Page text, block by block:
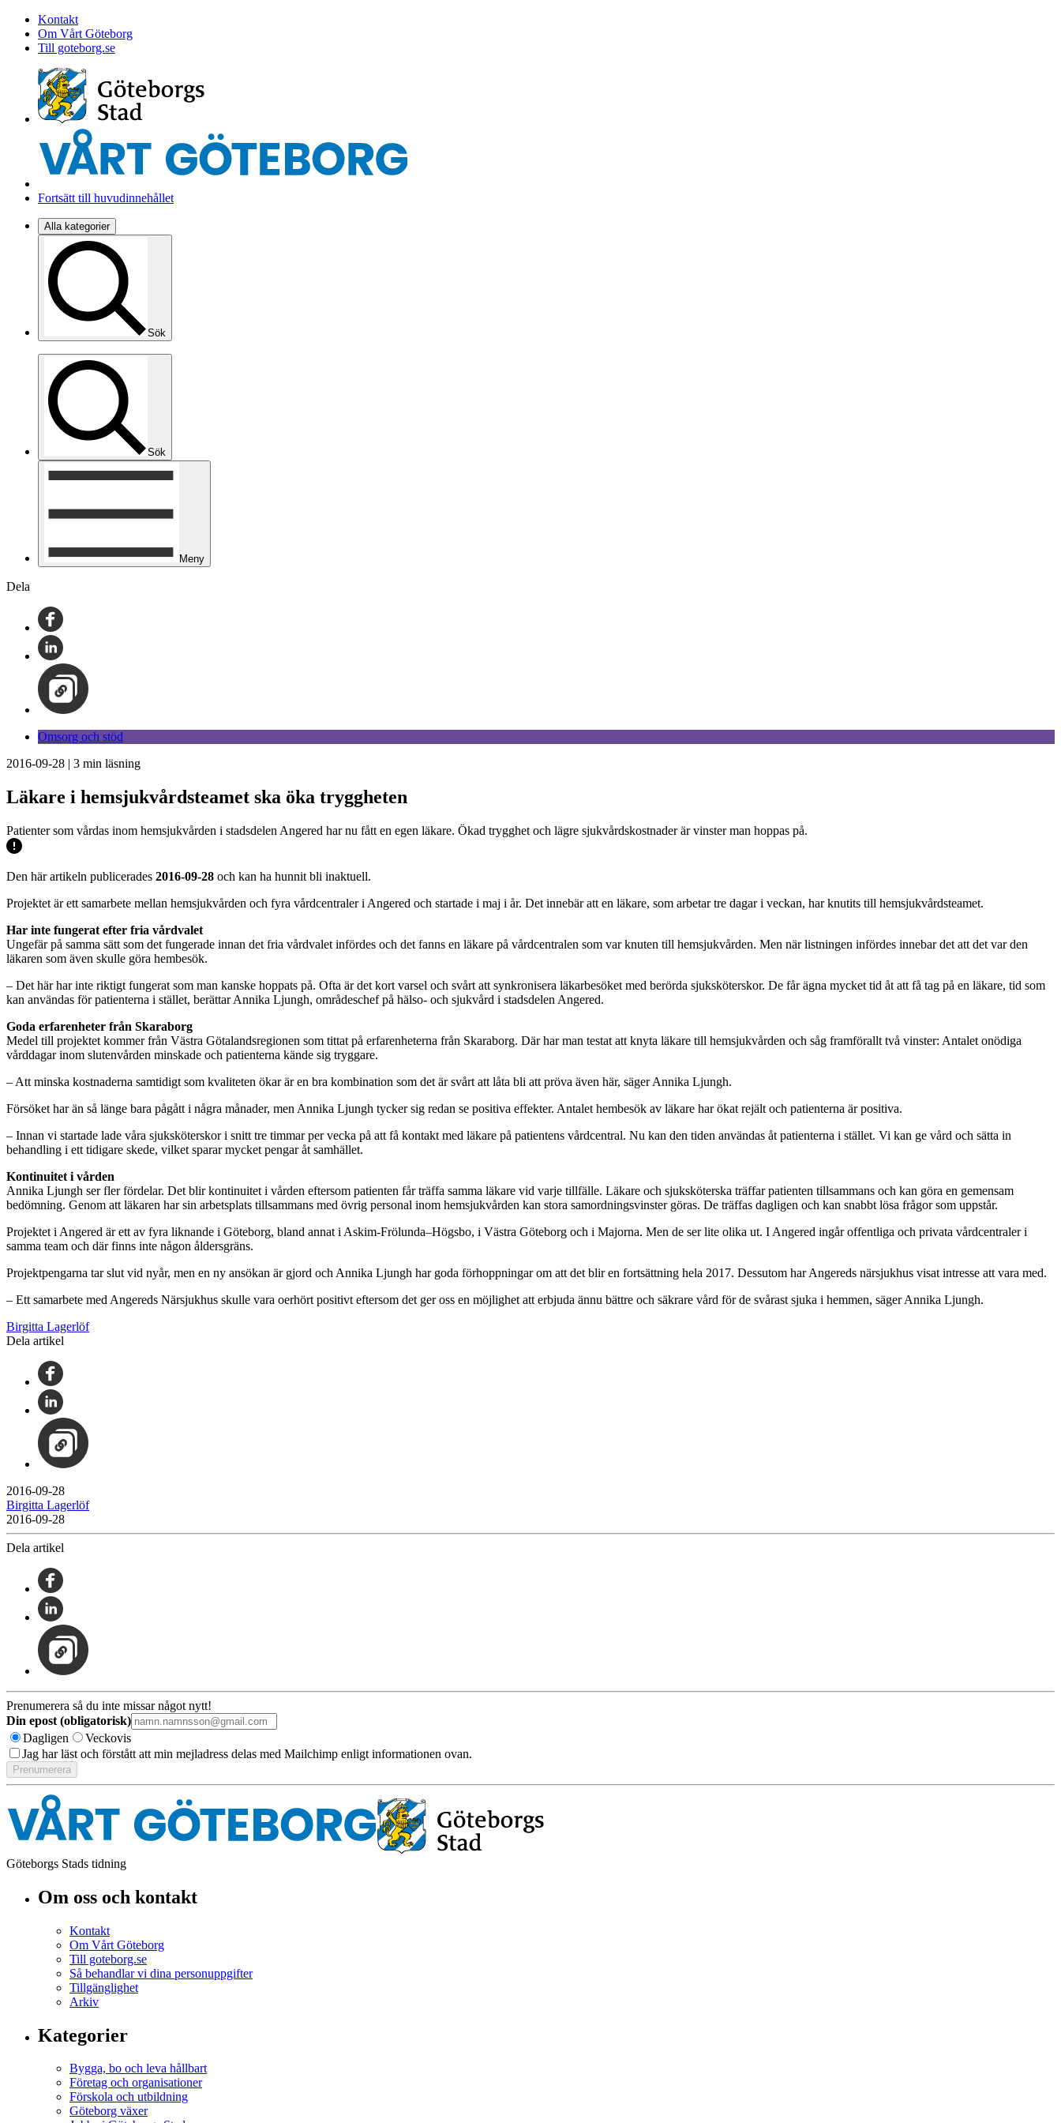
Kontakt
Om Vårt Göteborg
Till goteborg.se
Fortsätt till huvudinnehållet
Alla kategorier
Sök
Sök
Meny
Dela
Omsorg och stöd
2016-09-28 | 3 min läsning
Läkare i hemsjukvårdsteamet ska öka tryggheten
Patienter som vårdas inom hemsjukvården i stadsdelen Angered har nu fått en egen läkare. Ökad trygghet och lägre sjukvårdskostnader är vinster man hoppas på.
Den här artikeln publicerades 2016-09-28 och kan ha hunnit bli inaktuell.
Projektet är ett samarbete mellan hemsjukvården och fyra vårdcentraler i Angered och startade i maj i år. Det innebär att en läkare, som arbetar tre dagar i veckan, har knutits till hemsjukvårdsteamet.
Har inte fungerat efter fria vårdvalet
Ungefär på samma sätt som det fungerade innan det fria vårdvalet infördes och det fanns en läkare på vårdcentralen som var knuten till hemsjukvården. Men när listningen infördes innebar det att det var den
läkaren som även skulle göra hembesök.
– Det här har inte riktigt fungerat som man kanske hoppats på. Ofta är det kort varsel och svårt att synkronisera läkarbesöket med berörda sjuksköterskor. De får ägna mycket tid åt att få tag på en läkare, tid som
kan användas för patienterna i stället, berättar Annika Ljungh, områdeschef på hälso- och sjukvård i stadsdelen Angered.
Goda erfarenheter från Skaraborg
Medel till projektet kommer från Västra Götalandsregionen som tittat på erfarenheterna från Skaraborg. Där har man testat att knyta läkare till hemsjukvården och såg framförallt två vinster: Antalet onödiga
vårddagar inom slutenvården minskade och patienterna kände sig tryggare.
– Att minska kostnaderna samtidigt som kvaliteten ökar är en bra kombination som det är svårt att låta bli att pröva även här, säger Annika Ljungh.
Försöket har än så länge bara pågått i några månader, men Annika Ljungh tycker sig redan se positiva effekter. Antalet hembesök av läkare har ökat rejält och patienterna är positiva.
– Innan vi startade lade våra sjuksköterskor i snitt tre timmar per vecka på att få kontakt med läkare på patientens vårdcentral. Nu kan den tiden användas åt patienterna i stället. Vi kan ge vård och sätta in
behandling i ett tidigare skede, vilket sparar mycket pengar åt samhället.
Kontinuitet i vården
Annika Ljungh ser fler fördelar. Det blir kontinuitet i vården eftersom patienten får träffa samma läkare vid varje tillfälle. Läkare och sjuksköterska träffar patienten tillsammans och kan göra en gemensam
bedömning. Genom att läkaren har sin arbetsplats tillsammans med övrig personal inom hemsjukvården kan stora samordningsvinster göras. De träffas dagligen och kan snabbt lösa frågor som uppstår.
Projektet i Angered är ett av fyra liknande i Göteborg, bland annat i Askim-Frölunda–Högsbo, i Västra Göteborg och i Majorna. Men de ser lite olika ut. I Angered ingår offentliga och privata vårdcentraler i
samma team och där finns inte någon åldersgräns.
Projektpengarna tar slut vid nyår, men en ny ansökan är gjord och Annika Ljungh har goda förhoppningar om att det blir en fortsättning hela 2017. Dessutom har Angereds närsjukhus visat intresse att vara med.
– Ett samarbete med Angereds Närsjukhus skulle vara oerhört positivt eftersom det ger oss en möjlighet att erbjuda ännu bättre och säkrare vård för de svårast sjuka i hemmen, säger Annika Ljungh.
Birgitta Lagerlöf
Dela artikel
2016-09-28
Birgitta Lagerlöf
2016-09-28
Dela artikel
Prenumerera så du inte missar något nytt!
Din epost (obligatorisk)
Dagligen
Veckovis
Jag har läst och förstått att min mejladress delas med Mailchimp enligt informationen ovan.
Göteborgs Stads tidning
Om oss och kontakt
Kontakt
Om Vårt Göteborg
Till goteborg.se
Så behandlar vi dina personuppgifter
Tillgänglighet
Arkiv
Kategorier
Bygga, bo och leva hållbart
Företag och organisationer
Förskola och utbildning
Göteborg växer